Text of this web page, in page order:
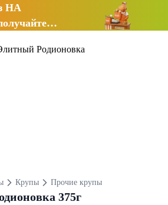
НА
Крупы Прочие крупы
375г